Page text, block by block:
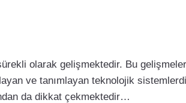
olarak gelişmektedir. Bu
ve tanımlayan teknolojik
da dikkat çekmektedir…